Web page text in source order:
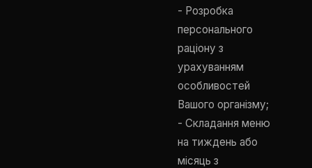
- Розробка
персонального
раціону з
урахуванням
особливостей
Вашого організму;
- Складання меню
на тиждень або
місяць з